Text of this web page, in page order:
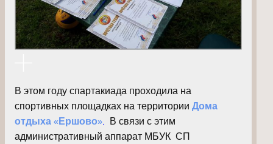
В этом году спартакиада проходила на
спортивных площадках на территории Дома
отдыха «Ершово»
В связи с этим
административный аппарат МБУК СП